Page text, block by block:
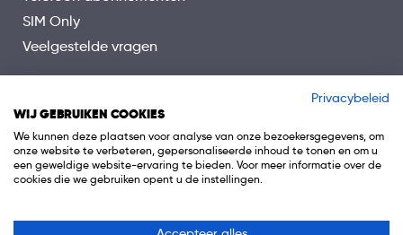
SIM Only
Veelgestelde vragen
Privacybeleid
WIJ GEBRUIKEN COOKIES
We kunnen deze plaatsen voor analyse van onze bezoekersgegevens, om
onze website te verbeteren, gepersonaliseerde inhoud te tonen en om u
een geweldige website-ervaring te bieden. Voor meer informatie over de
cookies die we gebruiken opent u de instellingen.